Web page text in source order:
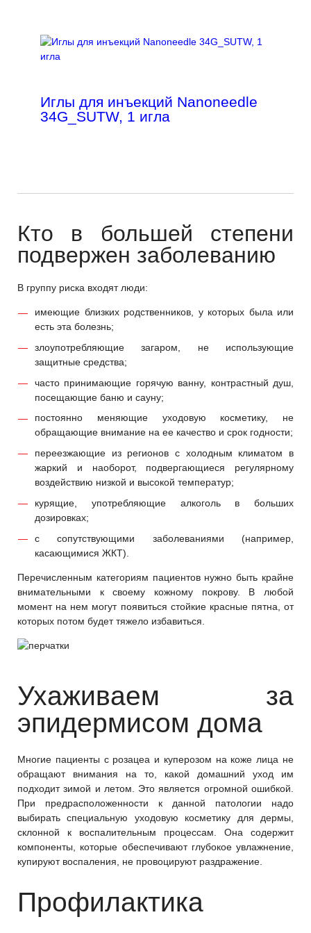
Иглы для инъекций Nanoneedle
34G_SUTW, 1 игла
Кто в большей степени
подвержен заболеванию
В группу риска входят люди:
имеющие близких родственников, у которых была или
есть эта болезнь;
злоупотребляющие загаром, не использующие
защитные средства;
часто принимающие горячую ванну, контрастный душ,
посещающие баню и сауну;
постоянно меняющие уходовую косметику, не
обращающие внимание на ее качество и срок годности;
переезжающие из регионов с холодным климатом в
жаркий и наоборот, подвергающиеся регулярному
воздействию низкой и высокой температур;
курящие, употребляющие алкоголь в больших
дозировках;
с сопутствующими заболеваниями (например,
касающимися ЖКТ).
Перечисленным категориям пациентов нужно быть крайне
внимательными к своему кожному покрову. В любой
момент на нем могут появиться стойкие красные пятна, от
которых потом будет тяжело избавиться.
Ухаживаем за
эпидермисом дома
Многие пациенты с розацеа и куперозом на коже лица не
обращают внимания на то, какой домашний уход им
подходит зимой и летом. Это является огромной ошибкой.
При предрасположенности к данной патологии надо
выбирать специальную уходовую косметику для дермы,
склонной к воспалительным процессам. Она содержит
компоненты, которые обеспечивают глубокое увлажнение,
купируют воспаления, не провоцируют раздражение.
Профилактика